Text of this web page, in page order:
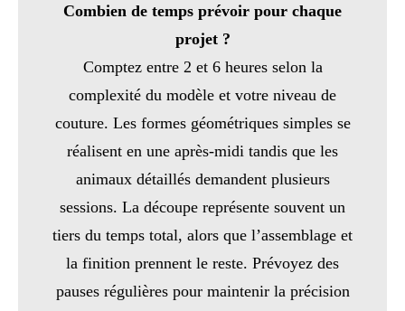
Combien de temps prévoir pour chaque
projet ?
Comptez entre 2 et 6 heures selon la
complexité du modèle et votre niveau de
couture. Les formes géométriques simples se
réalisent en une après-midi tandis que les
animaux détaillés demandent plusieurs
sessions. La découpe représente souvent un
tiers du temps total, alors que l’assemblage et
la finition prennent le reste. Prévoyez des
pauses régulières pour maintenir la précision